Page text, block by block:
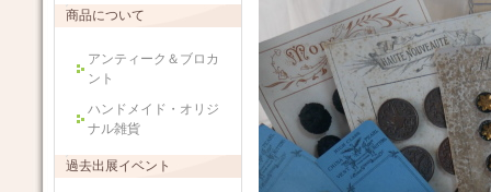
商品について
アンティーク＆ブロカ
ント
ハンドメイド・オリジ
ナル雑貨
過去出展イベント